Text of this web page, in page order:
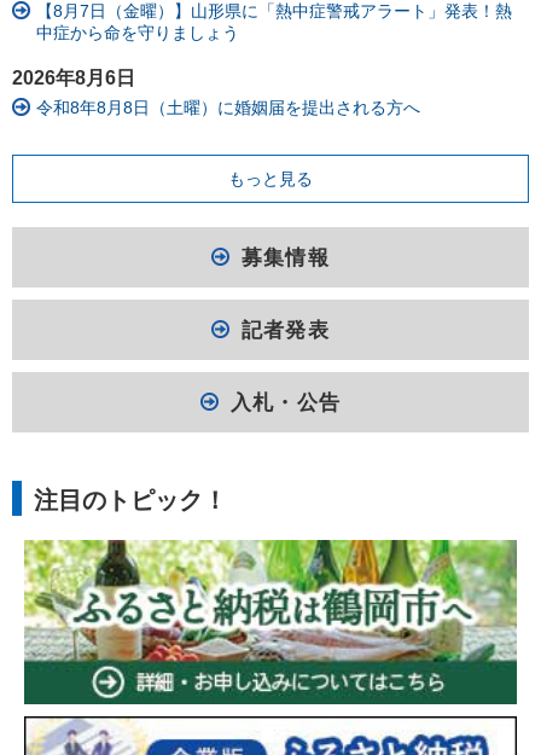
【8月7日（金曜）】山形県に「熱中症警戒アラート」発表！熱
中症から命を守りましょう
2026年8月6日
令和8年8月8日（土曜）に婚姻届を提出される方へ
もっと見る
募集情報
記者発表
入札・公告
注目のトピック！